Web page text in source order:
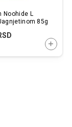
Noohide L
85g